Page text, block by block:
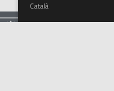
Català